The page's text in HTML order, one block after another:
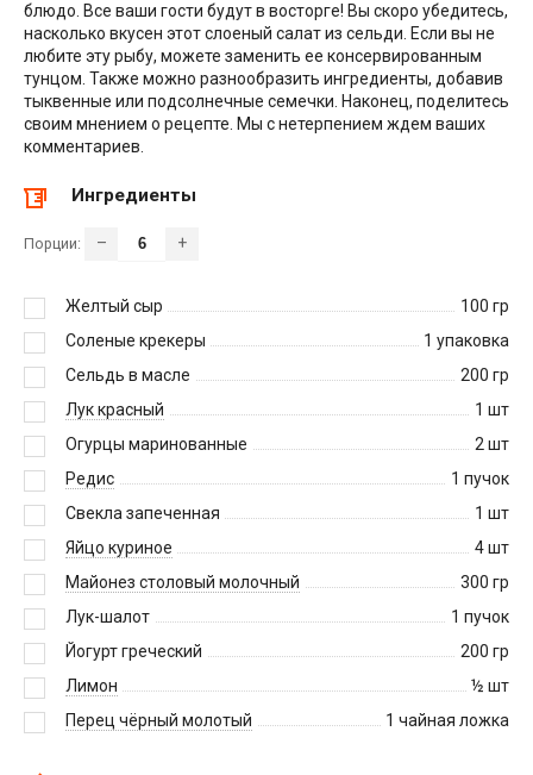
блюдо. Все ваши гости будут в восторге! Вы скоро убедитесь,
насколько вкусен этот слоеный салат из сельди. Если вы не
любите эту рыбу, можете заменить ее консервированным
тунцом. Также можно разнообразить ингредиенты, добавив
тыквенные или подсолнечные семечки. Наконец, поделитесь
своим мнением о рецепте. Мы с нетерпением ждем ваших
комментариев.
Ингредиенты
Порции: – +
Желтый сыр 100 гр
Соленые крекеры
1 упаковка
Сельдь в масле
200 гр
Лук красный
1 шт
Огурцы маринованные
2 шт
Редис
1 пучок
Свекла запеченная
1 шт
Яйцо куриное
4шт
Майонез столовый молочный
300 гр
Лук-шалот
1 пучок
Йогурт греческий
200 гр
Лимон
½ шт
Перец чёрный молотый
1 чайная ложка